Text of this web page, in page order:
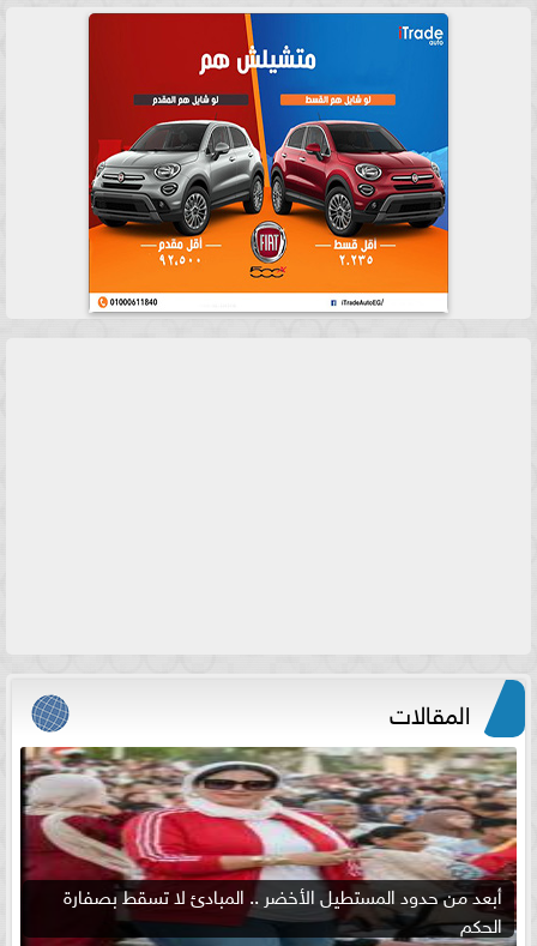
المقالات
أبعد من حدود المستطيل الأخضر .. المبادئ لا تسقط بصفارة
الحكم